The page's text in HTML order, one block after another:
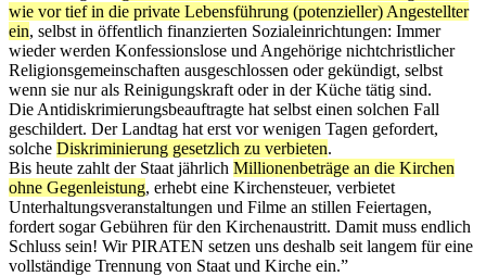
wie vor tief in die private Lebensführung (potenzieller) Angestellter
ein, selbst in öffentlich finanzierten Sozialeinrichtungen: Immer
wieder werden Konfessionslose und Angehörige nichtchristlicher
Religionsgemeinschaften ausgeschlossen oder gekündigt, selbst
wenn sie nur als Reinigungskraft oder in der Küche tätig sind.
Die Antidiskrimierungsbeauftragte hat selbst einen solchen Fall
geschildert. Der Landtag hat erst vor wenigen Tagen gefordert,
solche Diskriminierung gesetzlich zu verbieten.
Bis heute zahlt der Staat jährlich Millionenbeträge an die Kirchen
ohne Gegenleistung, erhebt eine Kirchensteuer, verbietet
Unterhaltungsveranstaltungen und Filme an stillen Feiertagen,
fordert sogar Gebühren für den Kirchenaustritt. Damit muss endlich
Schluss sein! Wir PIRATEN setzen uns deshalb seit langem für eine
vollständige Trennung von Staat und Kirche ein.”